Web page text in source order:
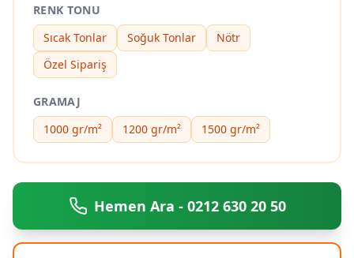
RENK TONU
Sıcak Tonlar
Soğuk Tonlar
Nötr
Özel Sipariş
GRAMAJ
1000 gr/m²
1200 gr/m² 1500 gr/m²
Hemen Ara - 0212 630 20 50